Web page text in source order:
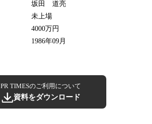
坂田 道亮
未上場
4000万円
1986年09月
PR TIMESのご利用について
資料をダウンロード